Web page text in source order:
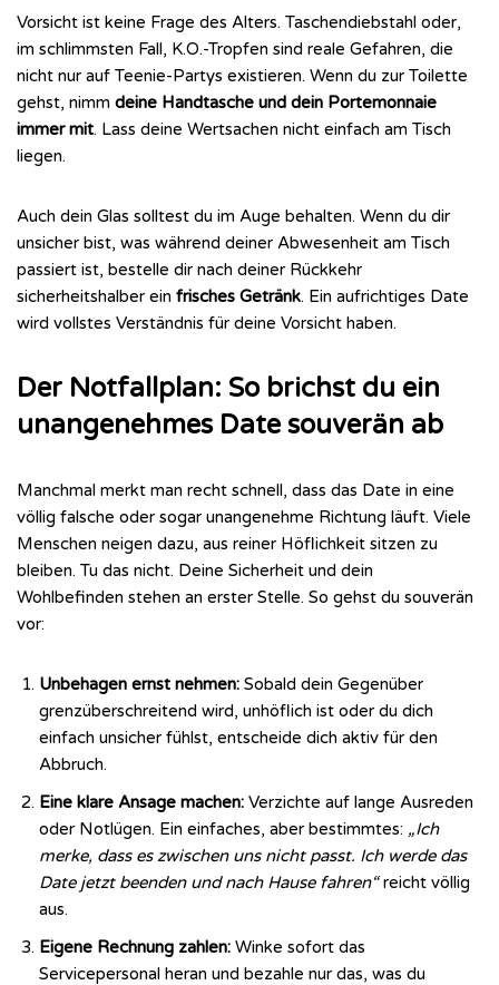
Vorsicht ist keine Frage des Alters. Taschendiebstahl oder,
im schlimmsten Fall, K.O.-Tropfen sind reale Gefahren, die
nicht nur auf Teenie-Partys existieren. Wenn du zur Toilette
gehst, nimm deine Handtasche und dein Portemonnaie
immer mit. Lass deine Wertsachen nicht einfach am Tisch
liegen.
Auch dein Glas solltest du im Auge behalten. Wenn du dir
unsicher bist, was während deiner Abwesenheit am Tisch
passiert ist, bestelle dir nach deiner Rückkehr
sicherheitshalber ein frisches Getränk. Ein aufrichtiges Date
wird vollstes Verständnis für deine Vorsicht haben.
Der Notfallplan: So brichst du ein
unangenehmes Date souverän ab
Manchmal merkt man recht schnell, dass das Date in eine
völlig falsche oder sogar unangenehme Richtung läuft. Viele
Menschen neigen dazu, aus reiner Höflichkeit sitzen zu
bleiben. Tu das nicht. Deine Sicherheit und dein
Wohlbefinden stehen an erster Stelle. So gehst du souverän
vor:
Unbehagen ernst nehmen: Sobald dein Gegenüber
grenzüberschreitend wird, unhöflich ist oder du dich
einfach unsicher fühlst, entscheide dich aktiv für den
Abbruch.
Eine klare Ansage machen: Verzichte auf lange Ausreden
oder Notlügen. Ein einfaches, aber bestimmtes: „Ich
merke, dass es zwischen uns nicht passt. Ich werde das
Date jetzt beenden und nach Hause fahren“reicht völlig
aus.
Eigene Rechnung zahlen: Winke sofort das
Servicepersonal heran und bezahle nur das, was du